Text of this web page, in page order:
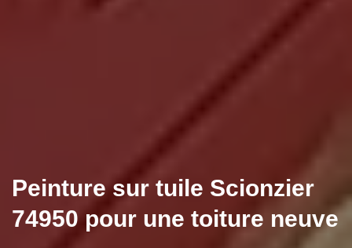
Peinture sur tuile Scionzier
74950 pour une toiture neuve